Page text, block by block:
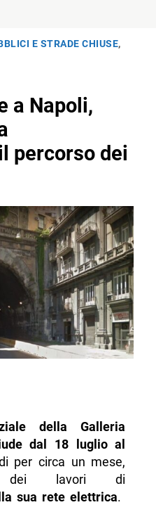
E STRADE CHIUSE,
a Napoli,
percorso dei
della Galleria
dal 18 luglio al
per circa un mese,
dei lavori di
sua rete elettrica.